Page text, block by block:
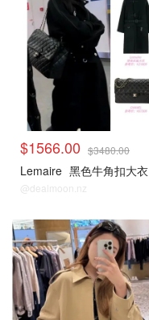
$1566.00 $3480.00
Lemaire 黑色牛角扣大衣
@dealmoon.nz